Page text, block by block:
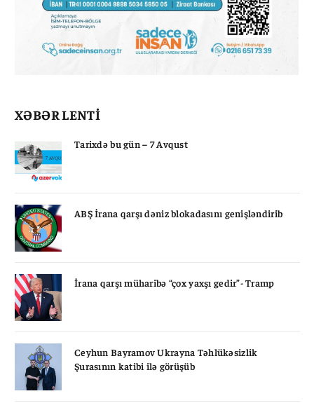
XƏBƏR LENTİ
Tarixdə bu gün – 7 Avqust
ABŞ İrana qarşı dəniz blokadasını genişləndirib
İrana qarşı müharibə “çox yaxşı gedir”- Tramp
Ceyhun Bayramov Ukrayna Təhlükəsizlik
Şurasının katibi ilə görüşüb